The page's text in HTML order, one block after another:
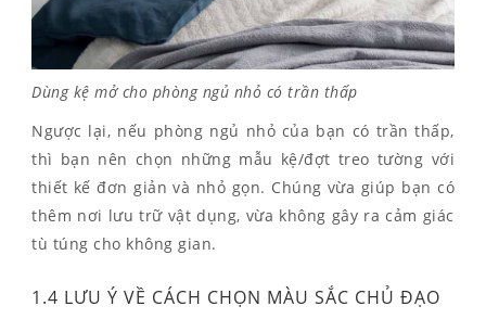
Dùng kệ mở cho phòng ngủ nhỏ có trần thấp
Ngược lại, nếu phòng ngủ nhỏ của bạn có trần thấp,
thì bạn nên chọn những mẫu kệ/đợt treo tường với
thiết kế đơn giản và nhỏ gọn. Chúng vừa giúp bạn có
thêm nơi lưu trữ vật dụng, vừa không gây ra cảm giác
tù túng cho không gian.
1.4 LƯU Ý VỀ CÁCH CHỌN MÀU SẮC CHỦ ĐẠO